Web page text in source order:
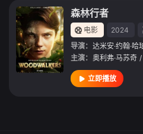
森林行者
电影 2024
导演： 达米安·约翰·哈
主演： 奥利弗·马苏奇 /
立即播放